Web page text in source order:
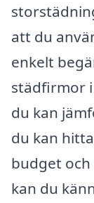
att du
enkelt
städfirmor
du kan
du kan
budget
kan du